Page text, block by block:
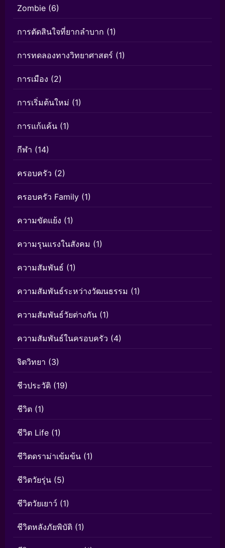
Zombie (6)
การตัดสินใจที่ยากลำบาก (1)
การทดลองทางวิทยาศาสตร์ (1)
การเมือง (2)
การเริ่มต้นใหม่ (1)
การแก้แค้น (1)
กีฬา (14)
ครอบครัว (2)
ครอบครัว Family (1)
ความขัดแย้ง (1)
ความรุนแรงในสังคม (1)
ความสัมพันธ์ (1)
ความสัมพันธ์ระหว่างวัฒนธรรม (1)
ความสัมพันธ์วัยต่างกัน (1)
ความสัมพันธ์ในครอบครัว (4)
จิตวิทยา (3)
ชีวประวัติ (19)
ชีวิต (1)
ชีวิต Life (1)
ชีวิตดราม่าเข้มข้น (1)
ชีวิตวัยรุ่น (5)
ชีวิตวัยเยาว์ (1)
ชีวิตหลังภัยพิบัติ (1)